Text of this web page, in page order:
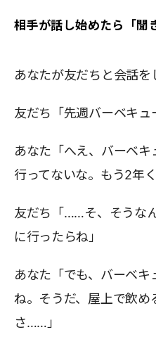
相手が話し始めたら「聞
あなたが友だちと会話を
友だち「先週バーベキュ
あなた「へえ、バーベ
行ってないな。もう2年
友だち「……そ、そうな
に行ったらね」
あなた「でも、バーベキ
ね。そうだ、屋上で飲め
さ……」